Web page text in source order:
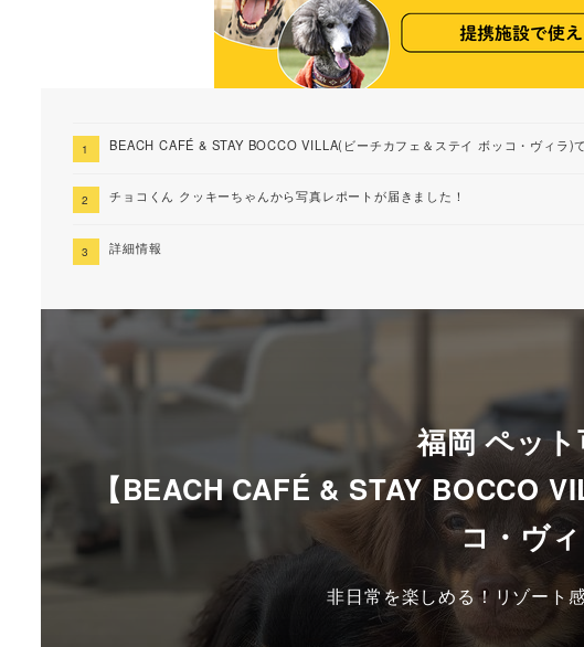
BEACH CAFÉ & STAY BOCCO VILLA(ビーチカフェ＆ステイ ボッコ・ヴィラ)
チョコくん クッキーちゃんから写真レポートが届きました！
詳細情報
福岡 ペッ
【BEACH CAFÉ & STAY BOCCO
コ・ヴィ
非日常を楽しめる！リゾート